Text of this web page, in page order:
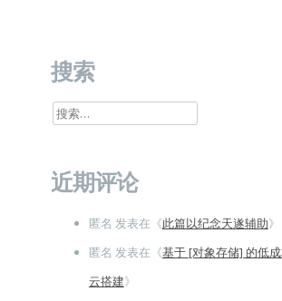
搜索
搜
近期评论
匿名 发表在《此篇以纪念天遂辅助》
匿名 发表在《基于 [对象存储] 的低
云搭建》